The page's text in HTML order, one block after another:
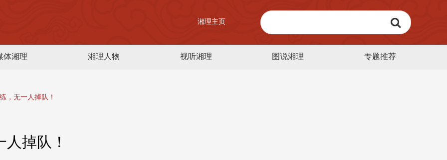
湘理主页
体湘理 湘理人物 视听湘理 图说湘理 专题推荐
，无一人掉队！
掉队！